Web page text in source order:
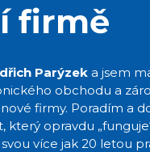
firmě
Parýzeka jsem
obchodu a
firmy. Poradím a
který opravdu
více jak 20 letou